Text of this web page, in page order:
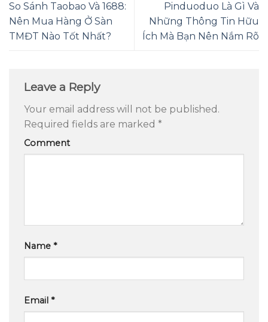
So Sánh Taobao Và 1688:
Nên Mua Hàng Ở Sàn
TMĐT Nào Tốt Nhất?
Pinduoduo Là Gì Và
Những Thông Tin Hữu
Ích Mà Bạn Nên Nắm Rõ
Leave a Reply
Your email address will not be published.
Required fields are marked *
Comment
Name *
Email *